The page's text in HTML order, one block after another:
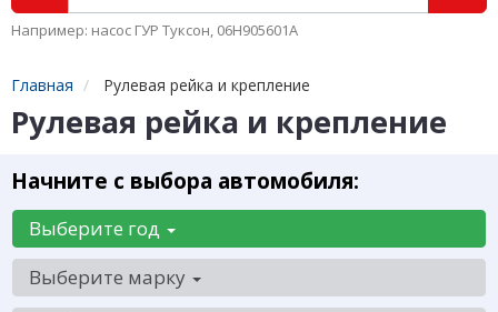
Например: насос ГУР Туксон, 06H905601A
Главная Рулевая рейка и крепление
Рулевая рейка и крепление
Начните с выбора автомобиля:
Выберите год
Выберите марку